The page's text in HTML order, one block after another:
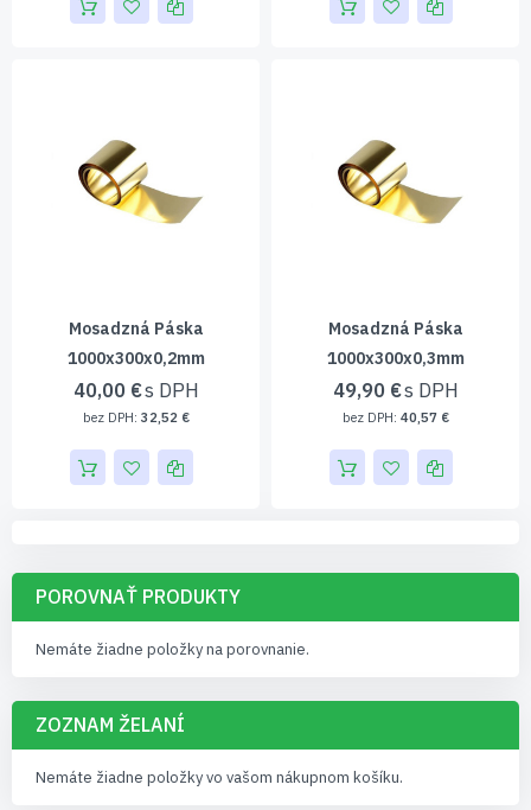
Mosadzná Páska
1000x300x0,2mm
40,00 €
32,52 €
Mosadzná Páska
1000x300x0,3mm
49,90 €
40,57 €
POROVNAŤ PRODUKTY
Nemáte žiadne položky na porovnanie.
ZOZNAM ŽELANÍ
Nemáte žiadne položky vo vašom nákupnom košíku.